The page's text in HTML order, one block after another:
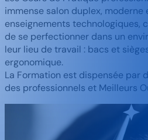
immense salon duplex, moderne
enseignements technologiques,
de se perfectionner dans un
leur lieu de travail : bacs et
ergonomique.
La Formation est dispensée par
des professionnels et Meilleurs